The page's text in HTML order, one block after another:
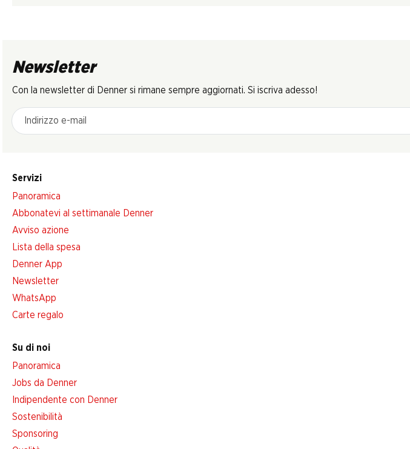
Newsletter
Con la newsletter di Denner si rimane sempre aggiornati. Si iscriva adesso!
Indirizzo e-mail
Servizi
Panoramica
Abbonatevi al settimanale Denner
Avviso azione
Lista della spesa
Denner App
Newsletter
WhatsApp
Carte regalo
Su di noi
Panoramica
Jobs da Denner
Indipendente con Denner
Sostenibilità
Sponsoring